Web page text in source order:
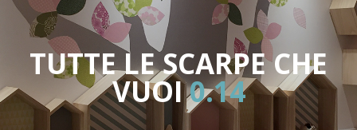
TUTTE LE SCARPE CHE
VUOI0.14